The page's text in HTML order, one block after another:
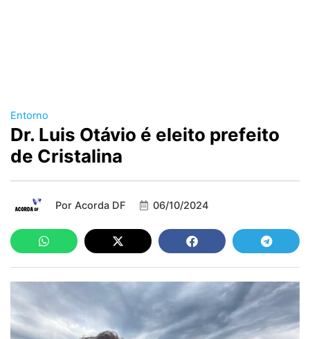
Entorno
Dr. Luis Otávio é eleito prefeito
de Cristalina
Por Acorda DF 06/10/2024